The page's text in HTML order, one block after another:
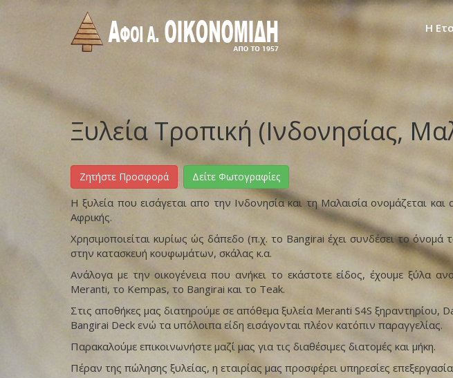
Η
Ξυλεία Τροπική (Ινδονησίας,
Ζητήστε Προσφορά Δείτε Φωτογραφίες
Η ξυλεία που εισάγεται απο την Ινδονησία και τη Μαλαισία ονομάζεται
Αφρικής.
Χρησιμοποιείται κυρίως ώς δάπεδο (π.χ. το Bangirai έχει συνδέσει το
στην κατασκευή κουφωμάτων, σκάλας κ.α.
Ανάλογα με την οικογένεια που ανήκει το εκάστοτε είδος, έχουμε ξύλα
Meranti, το Kempas, το Bangirai και το Teak.
Στις αποθήκες μας διατηρούμε σε απόθεμα ξυλεία Meranti S4S
Bangirai Deck ενώ τα υπόλοιπα είδη εισάγονται πλέον κατόπιν παραγγελίας.
Παρακαλούμε επικοινωνήστε μαζί μας για τις διαθέσιμες διατομές και μήκη.
Πέραν της πώλησης ξυλείας, η εταιρίας μας προσφέρει υπηρεσίες